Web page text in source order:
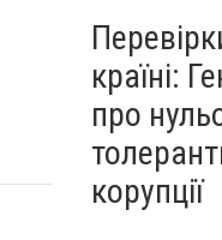
країні:
про
корупції